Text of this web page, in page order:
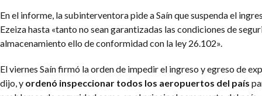
En el informe, la subinterventora pide a Saín que suspenda el
Ezeiza hasta «tanto no sean garantizadas las condiciones de
almacenamiento ello de conformidad con la ley 26.102».
El viernes Saín firmó la orden de impedir el ingreso y egreso de
dijo, y ordenó inspeccionar todos los aeropuertos del país